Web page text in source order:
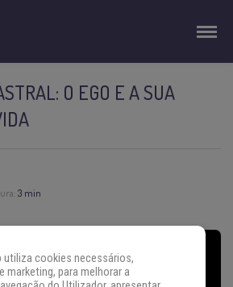
O EGO E A SUA
3 min
utiliza cookies necessários,
para melhorar a